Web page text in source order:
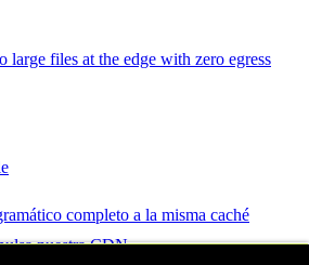
large files at the edge with zero egress
completo a la misma caché
nuestra CDN.